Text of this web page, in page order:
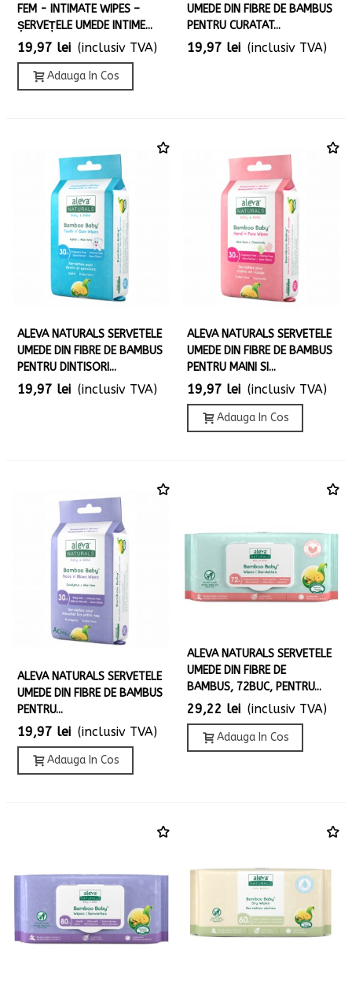
FEM - INTIMATE WIPES –
ȘERVEȚELE UMEDE INTIME...
19,97 lei (inclusiv TVA)
Adauga In Cos
UMEDE DIN FIBRE DE BAMBUS
PENTRU CURATAT...
19,97 lei (inclusiv TVA)
ALEVA NATURALS SERVETELE
UMEDE DIN FIBRE DE BAMBUS
PENTRU DINTISORI...
19,97 lei (inclusiv TVA)
ALEVA NATURALS SERVETELE
UMEDE DIN FIBRE DE BAMBUS
PENTRU MAINI SI...
19,97 lei (inclusiv TVA)
Adauga In Cos
ALEVA NATURALS SERVETELE
UMEDE DIN FIBRE DE BAMBUS
PENTRU...
19,97 lei (inclusiv TVA)
Adauga In Cos
ALEVA NATURALS SERVETELE
UMEDE DIN FIBRE DE
BAMBUS, 72BUC, PENTRU...
29,22 lei (inclusiv TVA)
Adauga In Cos